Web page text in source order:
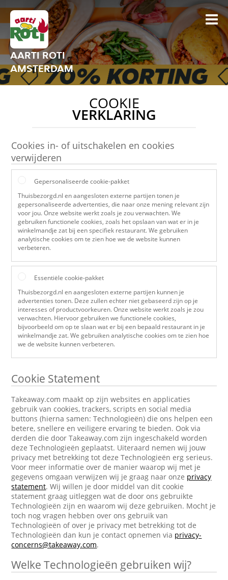
AARTI ROTI
AMSTERDAM
COOKIE
VERKLARING
Cookies in- of uitschakelen en cookies
verwijderen
Gepersonaliseerde cookie-pakket
Thuisbezorgd.nl en aangesloten externe partijen tonen je
gepersonaliseerde advertenties, die naar onze mening relevant zijn
voor jou. Onze website werkt zoals je zou verwachten. We
gebruiken functionele cookies, zoals het opslaan van wat er in je
winkelmandje zat bij een specifiek restaurant. We gebruiken
analytische cookies om te zien hoe we de website kunnen
verbeteren.
Essentiële cookie-pakket
Thuisbezorgd.nl en aangesloten externe partijen kunnen je
advertenties tonen. Deze zullen echter niet gebaseerd zijn op je
interesses of productvoorkeuren. Onze website werkt zoals je zou
verwachten. Hiervoor gebruiken we functionele cookies,
bijvoorbeeld om op te slaan wat er bij een bepaald restaurant in je
winkelmandje zat. We gebruiken analytische cookies om te zien hoe
we de website kunnen verbeteren.
Cookie Statement
Takeaway.com maakt op zijn websites en applicaties
gebruik van cookies, trackers, scripts en social media
buttons (hierna samen: Technologieën) die ons helpen een
betere, snellere en veiligere ervaring te bieden. Ook via
derden die door Takeaway.com zijn ingeschakeld worden
deze Technologieën geplaatst. Uiteraard nemen wij jouw
privacy met betrekking tot deze Technologieën erg serieus.
Voor meer informatie over de manier waarop wij met je
gegevens omgaan verwijzen wij je graag naar onze privacy
statement. Wij willen je door middel van dit cookie
statement graag uitleggen wat de door ons gebruikte
Technologieën zijn en waarom wij deze gebruiken. Mocht je
toch nog vragen hebben over ons gebruik van
Technologieën of over je privacy met betrekking tot de
Technologieën dan kun je contact opnemen via privacy-
concerns@takeaway.com.
Welke Technologieën gebruiken wij?